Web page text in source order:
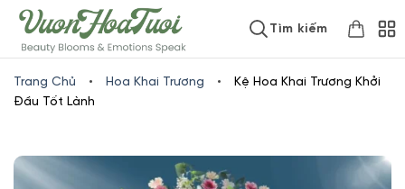
www.vuonhoatuoi.vnSkip
to
content
Tìm kiếm
Trang Chủ • Hoa Khai Trương •
Kệ Hoa Khai Trương Khởi
Đầu Tốt Lành